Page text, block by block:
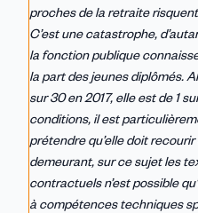
proches de la retraite
C’est une catastrophe,
la fonction publique
la part des jeunes diplômés.
sur 30 en 2017, elle est de 1
conditions, il est
prétendre qu’elle doit
demeurant, sur ce sujet les
contractuels n’est possible
à compétences techniques